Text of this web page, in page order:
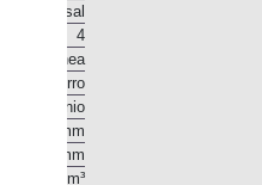
transversal
4
En línea
Hierro
Aluminio
72,5 mm
72,6 mm
1.199 cm³